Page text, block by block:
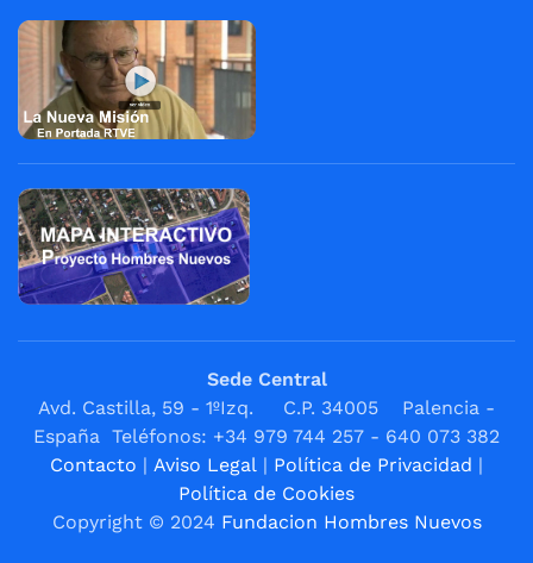
Sede Central
Avd. Castilla, 59 - 1ºIzq. C.P. 34005 Palencia -
España Teléfonos: +34 979 744 257 - 640 073 382
Contacto | Aviso Legal | Política de Privacidad |
Política de Cookies
Copyright © 2024 Fundacion Hombres Nuevos